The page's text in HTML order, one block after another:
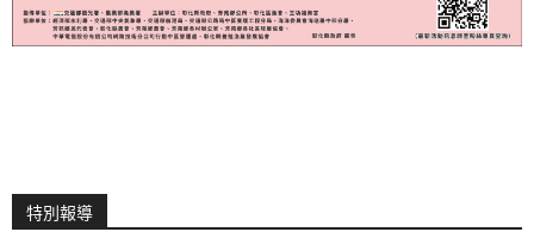
特別報導